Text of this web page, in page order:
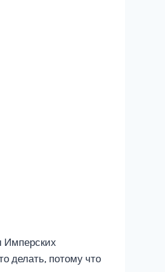
Имперских
делать, потому что